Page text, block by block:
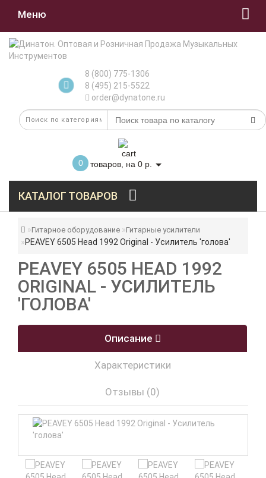
Меню
8 (800) 775-1306
8 (495) 215-5522
order@dynatone.ru
0 товаров, на 0 р.
КАТАЛОГ ТОВАРОВ
Гитарное оборудование Гитарные усилители
PEAVEY 6505 Head 1992 Original - Усилитель 'голова'
PEAVEY 6505 HEAD 1992
ORIGINAL - УСИЛИТЕЛЬ
'ГОЛОВА'
Описание
Характеристики
Отзывы (0)